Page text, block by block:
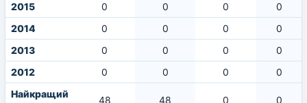
2015
0 0 0
0
2014
0 0 0
0
2013
0 0 0
0
2012
0 0 0
0
Найкращий
48 48 0 0